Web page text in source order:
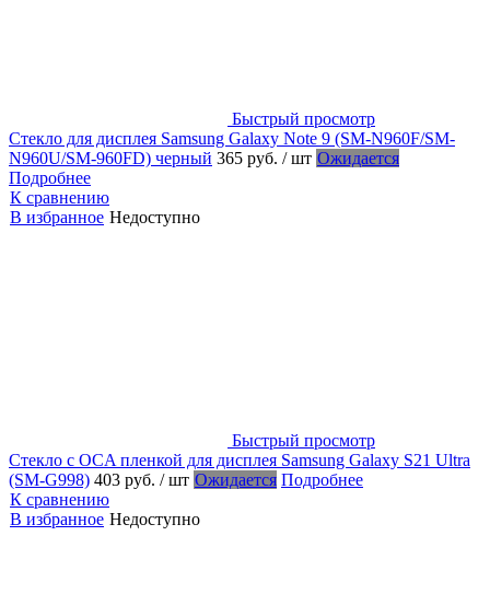
Быстрый просмотр
Стекло для дисплея Samsung Galaxy Note 9 (SM-N960F/SM-
N960U/SM-960FD) черный 365 руб. / шт Ожидается
Подробнее
К сравнению
В избранное Недоступно
Быстрый просмотр
Стекло с OCA пленкой для дисплея Samsung Galaxy S21 Ultra
(SM-G998) 403 руб. / шт Ожидается Подробнее
К сравнению
В избранное Недоступно